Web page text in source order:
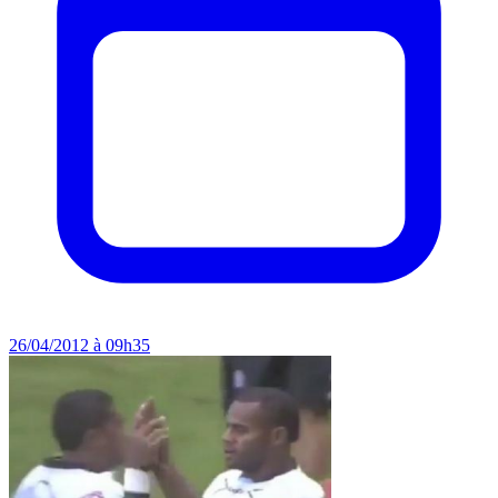
26/04/2012 à 09h35